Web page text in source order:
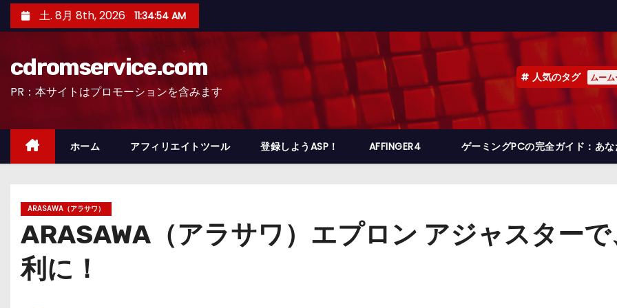
ン
ッ
土. 8月 8th, 2026 11:34:56 AM
cdromservice.com
PR：本サイトはプロモーションを含みます
人気のタグ ムー
ホーム アフィリエイトツール 登録しようASP！ AFFINGER4 ゲーミングPCの完全ガイド：あ
ARASAWA（アラサワ）
ARASAWA（アラサワ）エプロン アジャスター
利に！